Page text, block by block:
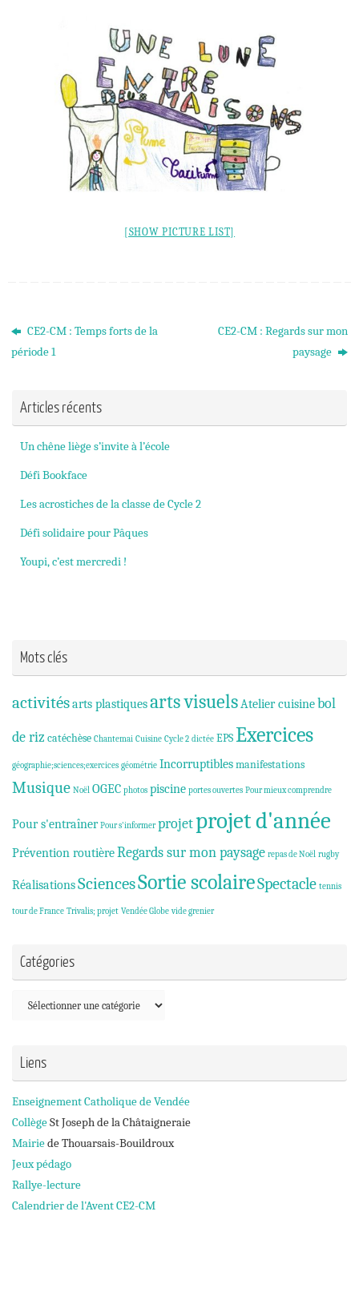
[SHOW PICTURE LIST]
CE2-CM : Temps forts de la
période 1
CE2-CM : Regards sur mon
paysage
Articles récents
Un chêne liège s’invite à l’école
Défi Bookface
Les acrostiches de la classe de Cycle 2
Défi solidaire pour Pâques
Youpi, c’est mercredi !
Mots clés
activitésarts plastiquesarts visuelsAtelier cuisinebol
de riz catéchèse Chantemai Cuisine Cycle 2 dictée EPSExercices
géographie;sciences;exercices géométrie Incorruptiblesmanifestations
Musique Noël OGEC photos piscine portes ouvertes Pour mieux comprendre
Pour s'entraîner Pour s'informer projetprojet d'année
Prévention routièreRegards sur mon paysage repas de Noël rugby
RéalisationsSciencesSortie scolaireSpectacle tennis
tour de France Trivalis; projet Vendée Globe vide grenier
Catégories
Catégories
Liens
Enseignement Catholique de Vendée
CollègeSt Joseph de la Châtaigneraie
Mairiede Thouarsais-Bouildroux
Jeux pédago
Rallye-lecture
Calendrier de l'Avent CE2-CM